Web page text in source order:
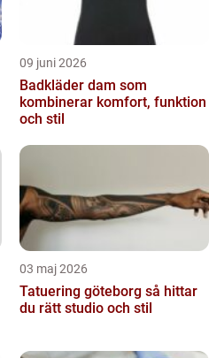
09 juni 2026
Badkläder dam som
kombinerar komfort, funktion
och stil
03 maj 2026
Tatuering göteborg så hittar
du rätt studio och stil